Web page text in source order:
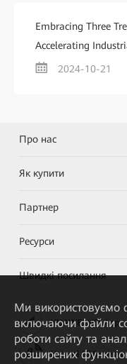
Embracing Three
Accelerating
2024-10-21
Про нас
Як купити
Партнер
Ресурси
Швидкі посилання
HUAWEI eKit App
Huawei HiKnow
Ми використовуємо
включаючи файли
роботи сайту та
розширених